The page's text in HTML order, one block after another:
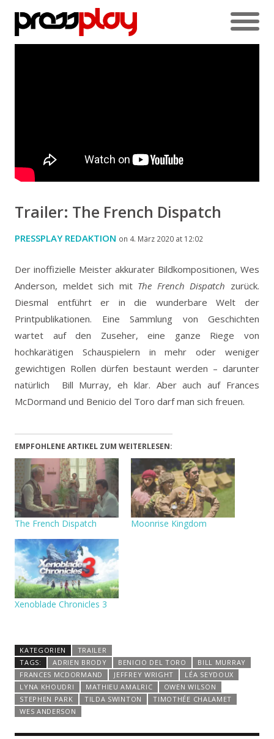
Trailer: The French Dispatch
PRESSPLAY REDAKTION on 4. März 2020 at 12:02
Der inoffizielle Meister akkurater Bildkompositionen, Wes
Anderson, meldet sich mit The French Dispatch zurück.
Diesmal entführt er in die wunderbare Welt der
Printpublikationen. Eine Sammlung von Geschichten
wartet auf den Zuseher, eine ganze Riege von
hochkarätigen Schauspielern in mehr oder weniger
gewichtigen Rollen dürfen bestaunt werden – darunter
natürlich Bill Murray, eh klar. Aber auch auf Frances
McDormand und Benicio del Toro darf man sich freuen.
EMPFOHLENE ARTIKEL ZUM WEITERLESEN:
The French Dispatch Moonrise Kingdom
Xenoblade Chronicles 3
KATEGORIEN
TRAILER
TAGS:
ADRIEN BRODY BENICIO DEL TORO
BILL MURRAY
FRANCES MCDORMAND
JEFFREY WRIGHT
LÉA SEYDOUX
LYNA KHOUDRI
MATHIEU AMALRIC
OWEN WILSON
STEPHEN PARK
TILDA SWINTON
TIMOTHÉE CHALAMET
WES ANDERSON